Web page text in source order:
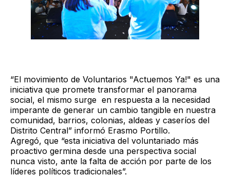
“El movimiento de Voluntarios "Actuemos Ya!" es una
iniciativa que promete transformar el panorama
social, el mismo surge en respuesta a la necesidad
imperante de generar un cambio tangible en nuestra
comunidad, barrios, colonias, aldeas y caseríos del
Distrito Central” informó Erasmo Portillo.
Agregó, que “esta iniciativa del voluntariado más
proactivo germina desde una perspectiva social
nunca visto, ante la falta de acción por parte de los
líderes políticos tradicionales”.